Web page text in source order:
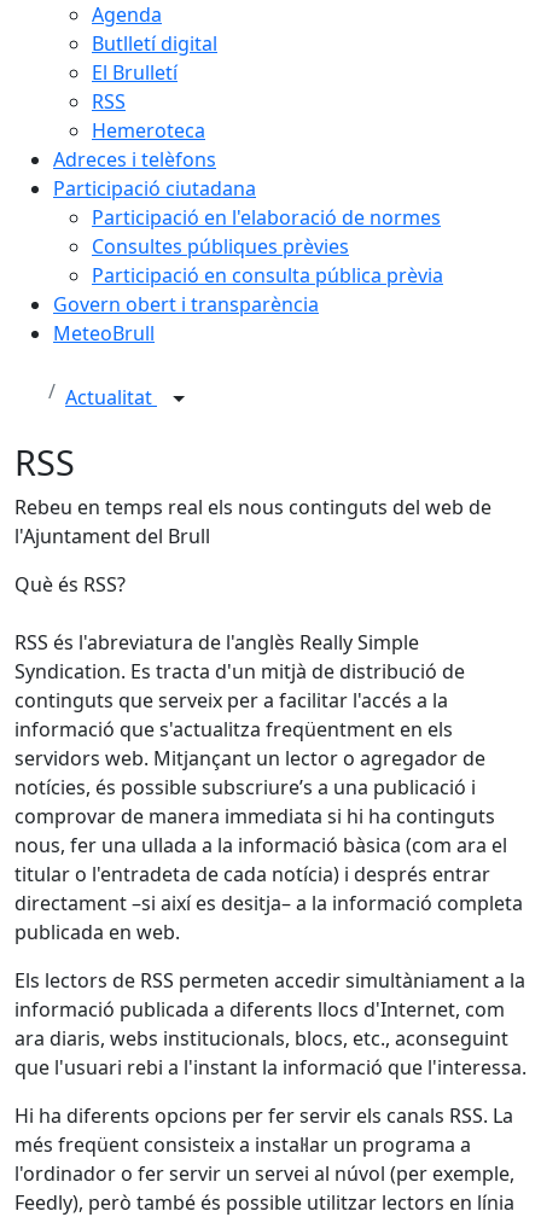
Agenda
Butlletí digital
El Brulletí
RSS
Hemeroteca
Adreces i telèfons
Participació ciutadana
Participació en l'elaboració de normes
Consultes públiques prèvies
Participació en consulta pública prèvia
Govern obert i transparència
MeteoBrull
Actualitat
RSS
Rebeu en temps real els nous continguts del web de
l'Ajuntament del Brull
Què és RSS?
RSS és l'abreviatura de l'anglès Really Simple
Syndication. Es tracta d'un mitjà de distribució de
continguts que serveix per a facilitar l'accés a la
informació que s'actualitza freqüentment en els
servidors web. Mitjançant un lector o agregador de
notícies, és possible subscriure’s a una publicació i
comprovar de manera immediata si hi ha continguts
nous, fer una ullada a la informació bàsica (com ara el
titular o l'entradeta de cada notícia) i després entrar
directament –si així es desitja– a la informació completa
publicada en web.
Els lectors de RSS permeten accedir simultàniament a la
informació publicada a diferents llocs d'Internet, com
ara diaris, webs institucionals, blocs, etc., aconseguint
que l'usuari rebi a l'instant la informació que l'interessa.
Hi ha diferents opcions per fer servir els canals RSS. La
més freqüent consisteix a instal·lar un programa a
l'ordinador o fer servir un servei al núvol (per exemple,
Feedly), però també és possible utilitzar lectors en línia